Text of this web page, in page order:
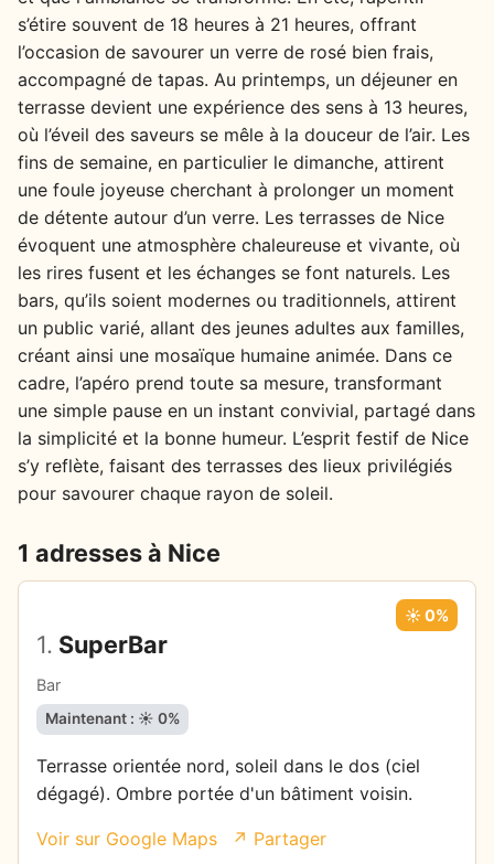
s’étire souvent de 18 heures à 21 heures, offrant
l’occasion de savourer un verre de rosé bien frais,
accompagné de tapas. Au printemps, un déjeuner en
terrasse devient une expérience des sens à 13 heures,
où l’éveil des saveurs se mêle à la douceur de l’air. Les
fins de semaine, en particulier le dimanche, attirent
une foule joyeuse cherchant à prolonger un moment
de détente autour d’un verre. Les terrasses de Nice
évoquent une atmosphère chaleureuse et vivante, où
les rires fusent et les échanges se font naturels. Les
bars, qu’ils soient modernes ou traditionnels, attirent
un public varié, allant des jeunes adultes aux familles,
créant ainsi une mosaïque humaine animée. Dans ce
cadre, l’apéro prend toute sa mesure, transformant
une simple pause en un instant convivial, partagé dans
la simplicité et la bonne humeur. L’esprit festif de Nice
s’y reflète, faisant des terrasses des lieux privilégiés
pour savourer chaque rayon de soleil.
1 adresses à Nice
1. SuperBar
Bar
☀️ 0%
Maintenant : ☀️ 0%
Terrasse orientée nord, soleil dans le dos (ciel
dégagé). Ombre portée d'un bâtiment voisin.
Voir sur Google Maps ↗ Partager